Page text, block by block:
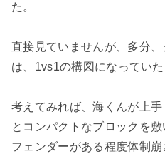
た。
直接見ていませんが、多分
は、1vs1の構図になっていた
考えてみれば、海くんが上
とコンパクトなブロックを
フェンダーがある程度体制